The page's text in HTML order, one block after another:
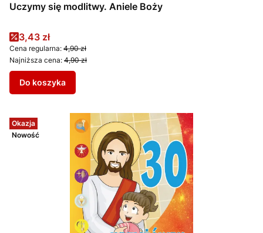
Uczymy się modlitwy. Aniele Boży
Cena promocyjna
3,43 zł
Cena regularna: 4,90 zł
Najniższa cena: 4,90 zł
Do koszyka
Okazja
Nowość